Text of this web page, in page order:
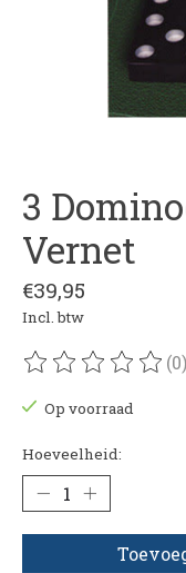
3
Vernet
€39,95
Incl. btw
De beoordeling (0)
Op voorraad
Hoeveelheid: